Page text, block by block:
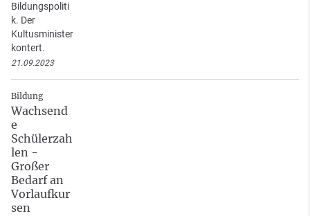
Bildungspoliti
k. Der
Kultusminister
kontert.
21.09.2023
Bildung
Wachsend
e
Schülerzah
len -
Großer
Bedarf an
Vorlaufkur
sen